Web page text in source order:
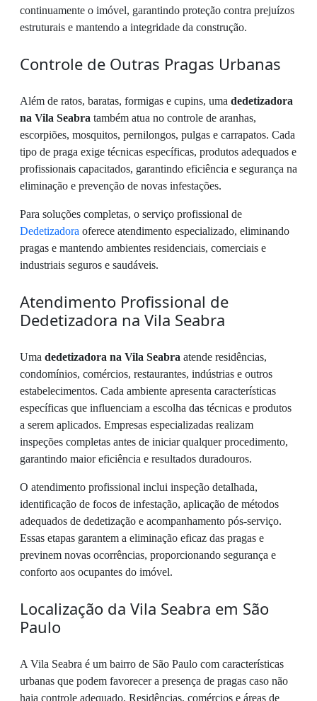
continuamente o imóvel, garantindo proteção contra prejuízos
estruturais e mantendo a integridade da construção.
Controle de Outras Pragas Urbanas
Além de ratos, baratas, formigas e cupins, uma dedetizadora
na Vila Seabra também atua no controle de aranhas,
escorpiões, mosquitos, pernilongos, pulgas e carrapatos. Cada
tipo de praga exige técnicas específicas, produtos adequados e
profissionais capacitados, garantindo eficiência e segurança na
eliminação e prevenção de novas infestações.
Para soluções completas, o serviço profissional de
Dedetizadora oferece atendimento especializado, eliminando
pragas e mantendo ambientes residenciais, comerciais e
industriais seguros e saudáveis.
Atendimento Profissional de
Dedetizadora na Vila Seabra
Uma dedetizadora na Vila Seabra atende residências,
condomínios, comércios, restaurantes, indústrias e outros
estabelecimentos. Cada ambiente apresenta características
específicas que influenciam a escolha das técnicas e produtos
a serem aplicados. Empresas especializadas realizam
inspeções completas antes de iniciar qualquer procedimento,
garantindo maior eficiência e resultados duradouros.
O atendimento profissional inclui inspeção detalhada,
identificação de focos de infestação, aplicação de métodos
adequados de dedetização e acompanhamento pós-serviço.
Essas etapas garantem a eliminação eficaz das pragas e
previnem novas ocorrências, proporcionando segurança e
conforto aos ocupantes do imóvel.
Localização da Vila Seabra em São
Paulo
A Vila Seabra é um bairro de São Paulo com características
urbanas que podem favorecer a presença de pragas caso não
haja controle adequado. Residências, comércios e áreas de